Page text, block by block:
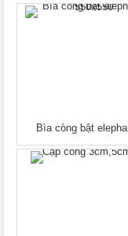
Bìa còng bật
550x550